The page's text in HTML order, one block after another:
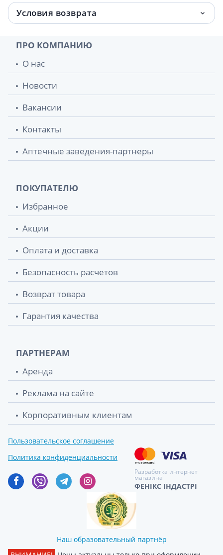
Условия возврата
ПРО КОМПАНИЮ
О нас
Новости
Вакансии
Контакты
Аптечные заведения-партнеры
ПОКУПАТЕЛЮ
Избранное
Акции
Оплата и доставка
Безопасность расчетов
Возврат товара
Гарантия качества
ПАРТНЕРАМ
Аренда
Реклама на сайте
Корпоративным клиентам
Пользовательское соглашение
Политика конфиденциальности
Разработка интернет
магазина
ФЕНІКС ІНДАСТРІ
Наш образовательный партнёр